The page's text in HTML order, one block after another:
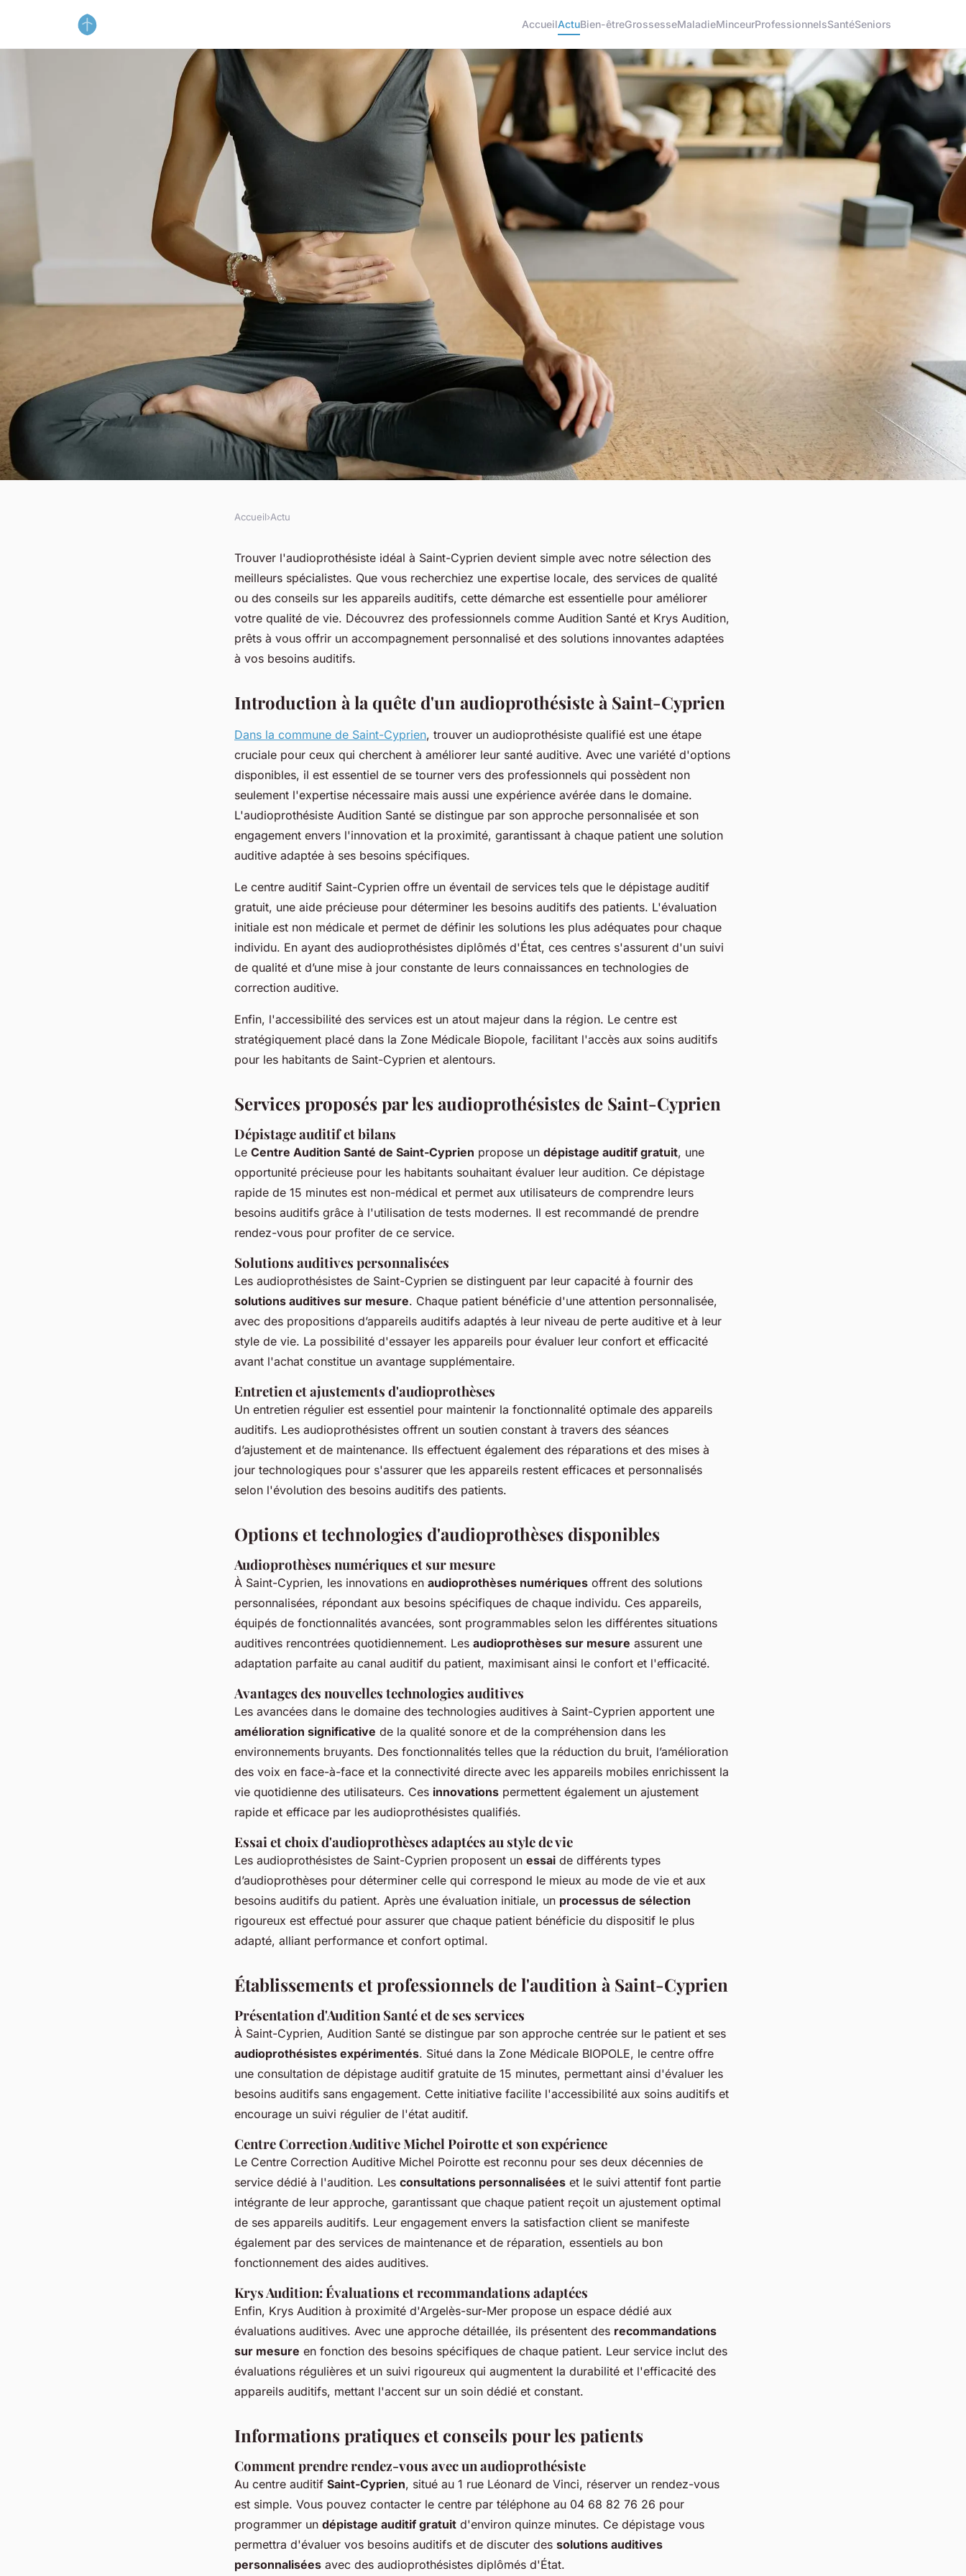
AccueilActuBien-êtreGrossesseMaladieMinceurProfessionnelsSantéSeniors
Trouver votre audioprothésiste idéal à
Saint-Cyprien
Accueil›Actu
Trouver l'audioprothésiste idéal à Saint-Cyprien devient simple avec notre sélection des
meilleurs spécialistes. Que vous recherchiez une expertise locale, des services de qualité
ou des conseils sur les appareils auditifs, cette démarche est essentielle pour améliorer
votre qualité de vie. Découvrez des professionnels comme Audition Santé et Krys Audition,
prêts à vous offrir un accompagnement personnalisé et des solutions innovantes adaptées
à vos besoins auditifs.
Introduction à la quête d'un audioprothésiste à Saint-Cyprien
Dans la commune de Saint-Cyprien, trouver un audioprothésiste qualifié est une étape
cruciale pour ceux qui cherchent à améliorer leur santé auditive. Avec une variété d'options
disponibles, il est essentiel de se tourner vers des professionnels qui possèdent non
seulement l'expertise nécessaire mais aussi une expérience avérée dans le domaine.
L'audioprothésiste Audition Santé se distingue par son approche personnalisée et son
engagement envers l'innovation et la proximité, garantissant à chaque patient une solution
auditive adaptée à ses besoins spécifiques.
Le centre auditif Saint-Cyprien offre un éventail de services tels que le dépistage auditif
gratuit, une aide précieuse pour déterminer les besoins auditifs des patients. L'évaluation
initiale est non médicale et permet de définir les solutions les plus adéquates pour chaque
individu. En ayant des audioprothésistes diplômés d'État, ces centres s'assurent d'un suivi
de qualité et d’une mise à jour constante de leurs connaissances en technologies de
correction auditive.
Enfin, l'accessibilité des services est un atout majeur dans la région. Le centre est
stratégiquement placé dans la Zone Médicale Biopole, facilitant l'accès aux soins auditifs
pour les habitants de Saint-Cyprien et alentours.
Services proposés par les audioprothésistes de Saint-Cyprien
Dépistage auditif et bilans
Le Centre Audition Santé de Saint-Cyprien propose un dépistage auditif gratuit, une
opportunité précieuse pour les habitants souhaitant évaluer leur audition. Ce dépistage
rapide de 15 minutes est non-médical et permet aux utilisateurs de comprendre leurs
besoins auditifs grâce à l'utilisation de tests modernes. Il est recommandé de prendre
rendez-vous pour profiter de ce service.
Solutions auditives personnalisées
Les audioprothésistes de Saint-Cyprien se distinguent par leur capacité à fournir des
solutions auditives sur mesure. Chaque patient bénéficie d'une attention personnalisée,
avec des propositions d’appareils auditifs adaptés à leur niveau de perte auditive et à leur
style de vie. La possibilité d'essayer les appareils pour évaluer leur confort et efficacité
avant l'achat constitue un avantage supplémentaire.
Entretien et ajustements d'audioprothèses
Un entretien régulier est essentiel pour maintenir la fonctionnalité optimale des appareils
auditifs. Les audioprothésistes offrent un soutien constant à travers des séances
d’ajustement et de maintenance. Ils effectuent également des réparations et des mises à
jour technologiques pour s'assurer que les appareils restent efficaces et personnalisés
selon l'évolution des besoins auditifs des patients.
Options et technologies d'audioprothèses disponibles
Audioprothèses numériques et sur mesure
À Saint-Cyprien, les innovations en audioprothèses numériques offrent des solutions
personnalisées, répondant aux besoins spécifiques de chaque individu. Ces appareils,
équipés de fonctionnalités avancées, sont programmables selon les différentes situations
auditives rencontrées quotidiennement. Les audioprothèses sur mesure assurent une
adaptation parfaite au canal auditif du patient, maximisant ainsi le confort et l'efficacité.
Avantages des nouvelles technologies auditives
Les avancées dans le domaine des technologies auditives à Saint-Cyprien apportent une
amélioration significative de la qualité sonore et de la compréhension dans les
environnements bruyants. Des fonctionnalités telles que la réduction du bruit, l’amélioration
des voix en face-à-face et la connectivité directe avec les appareils mobiles enrichissent la
vie quotidienne des utilisateurs. Ces innovations permettent également un ajustement
rapide et efficace par les audioprothésistes qualifiés.
Essai et choix d'audioprothèses adaptées au style de vie
Les audioprothésistes de Saint-Cyprien proposent un essai de différents types
d’audioprothèses pour déterminer celle qui correspond le mieux au mode de vie et aux
besoins auditifs du patient. Après une évaluation initiale, un processus de sélection
rigoureux est effectué pour assurer que chaque patient bénéficie du dispositif le plus
adapté, alliant performance et confort optimal.
Établissements et professionnels de l'audition à Saint-Cyprien
Présentation d'Audition Santé et de ses services
À Saint-Cyprien, Audition Santé se distingue par son approche centrée sur le patient et ses
audioprothésistes expérimentés. Situé dans la Zone Médicale BIOPOLE, le centre offre
une consultation de dépistage auditif gratuite de 15 minutes, permettant ainsi d'évaluer les
besoins auditifs sans engagement. Cette initiative facilite l'accessibilité aux soins auditifs et
encourage un suivi régulier de l'état auditif.
Centre Correction Auditive Michel Poirotte et son expérience
Le Centre Correction Auditive Michel Poirotte est reconnu pour ses deux décennies de
service dédié à l'audition. Les consultations personnalisées et le suivi attentif font partie
intégrante de leur approche, garantissant que chaque patient reçoit un ajustement optimal
de ses appareils auditifs. Leur engagement envers la satisfaction client se manifeste
également par des services de maintenance et de réparation, essentiels au bon
fonctionnement des aides auditives.
Krys Audition: Évaluations et recommandations adaptées
Enfin, Krys Audition à proximité d'Argelès-sur-Mer propose un espace dédié aux
évaluations auditives. Avec une approche détaillée, ils présentent des recommandations
sur mesure en fonction des besoins spécifiques de chaque patient. Leur service inclut des
évaluations régulières et un suivi rigoureux qui augmentent la durabilité et l'efficacité des
appareils auditifs, mettant l'accent sur un soin dédié et constant.
Informations pratiques et conseils pour les patients
Comment prendre rendez-vous avec un audioprothésiste
Au centre auditif Saint-Cyprien, situé au 1 rue Léonard de Vinci, réserver un rendez-vous
est simple. Vous pouvez contacter le centre par téléphone au 04 68 82 76 26 pour
programmer un dépistage auditif gratuit d'environ quinze minutes. Ce dépistage vous
permettra d'évaluer vos besoins auditifs et de discuter des solutions auditives
personnalisées avec des audioprothésistes diplômés d'État.